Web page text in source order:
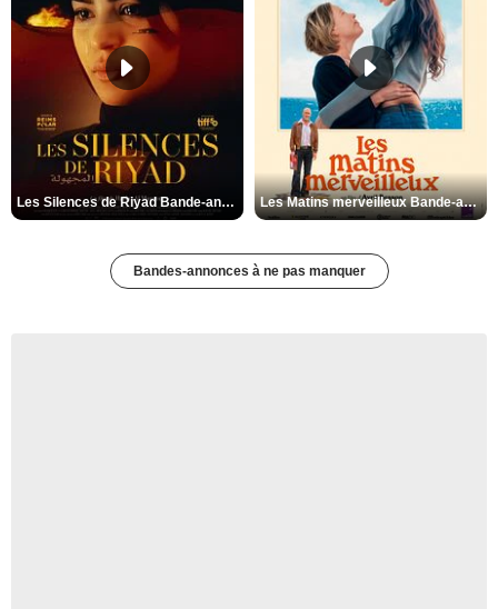
Les Silences de Riyad Bande-annonce VO STFR Les Matins merveilleux Bande-annonce VF
Bandes-annonces à ne pas manquer